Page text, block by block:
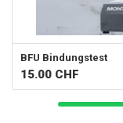
BFU Bindungstest
15.00 CHF